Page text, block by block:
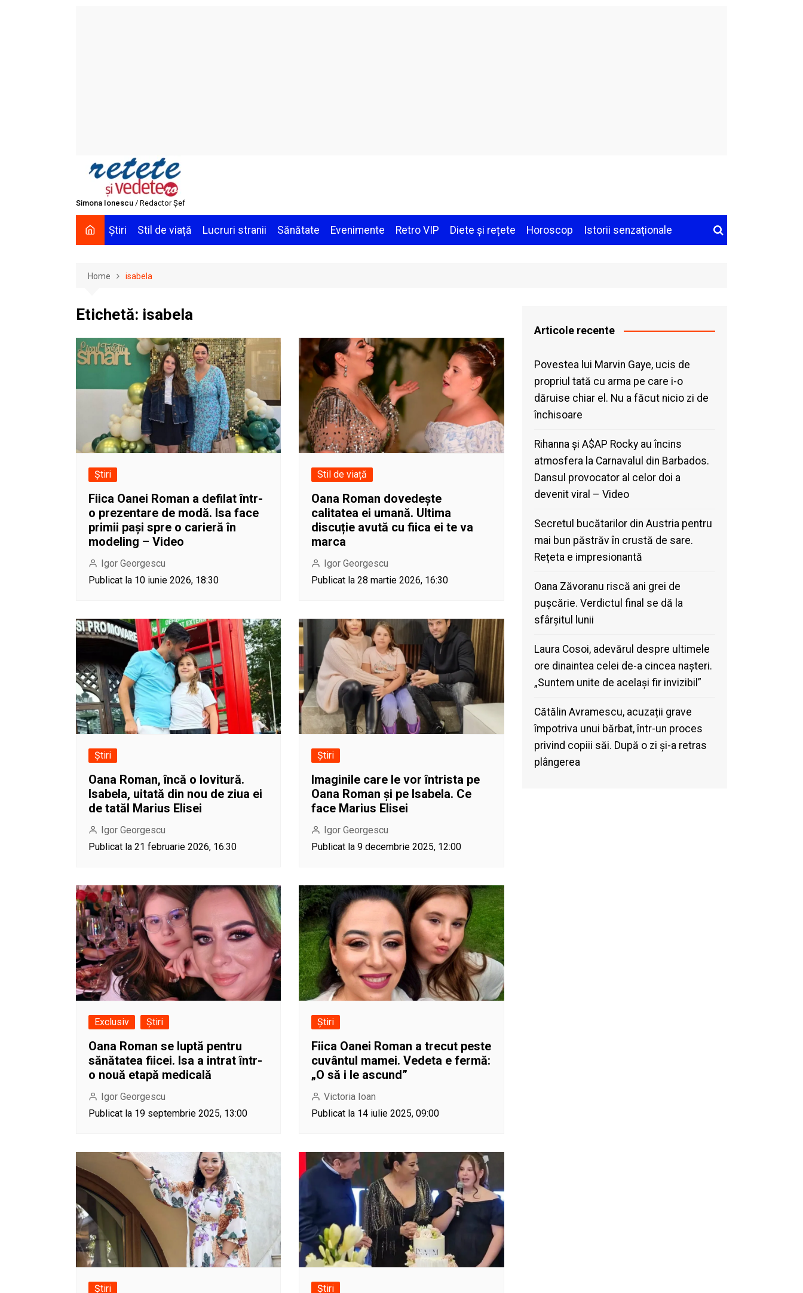
Simona Ionescu / Redactor Șef
Știri Stil de viață Lucruri stranii Sănătate Evenimente Retro VIP Diete și rețete Horoscop Istorii senzaționale
Home isabela
Etichetă: isabela
Știri
Fiica Oanei Roman a defilat într-
o prezentare de modă. Isa face
primii pași spre o carieră în
modeling – Video
Igor Georgescu
Publicat la 10 iunie 2026, 18:30
Stil de viață
Oana Roman dovedește
calitatea ei umană. Ultima
discuție avută cu fiica ei te va
marca
Igor Georgescu
Publicat la 28 martie 2026, 16:30
Știri
Oana Roman, încă o lovitură.
Isabela, uitată din nou de ziua ei
de tatăl Marius Elisei
Igor Georgescu
Publicat la 21 februarie 2026, 16:30
Știri
Imaginile care le vor întrista pe
Oana Roman și pe Isabela. Ce
face Marius Elisei
Igor Georgescu
Publicat la 9 decembrie 2025, 12:00
Exclusiv Știri
Oana Roman se luptă pentru
sănătatea fiicei. Isa a intrat într-
o nouă etapă medicală
Igor Georgescu
Publicat la 19 septembrie 2025, 13:00
Știri
Fiica Oanei Roman a trecut peste
cuvântul mamei. Vedeta e fermă:
„O să i le ascund”
Victoria Ioan
Publicat la 14 iulie 2025, 09:00
Știri Știri
Articole recente
Povestea lui Marvin Gaye, ucis de
propriul tată cu arma pe care i-o
dăruise chiar el. Nu a făcut nicio zi de
închisoare
Rihanna și A$AP Rocky au încins
atmosfera la Carnavalul din Barbados.
Dansul provocator al celor doi a
devenit viral – Video
Secretul bucătarilor din Austria pentru
mai bun păstrăv în crustă de sare.
Rețeta e impresionantă
Oana Zăvoranu riscă ani grei de
pușcărie. Verdictul final se dă la
sfârșitul lunii
Laura Cosoi, adevărul despre ultimele
ore dinaintea celei de-a cincea nașteri.
„Suntem unite de același fir invizibil”
Cătălin Avramescu, acuzații grave
împotriva unui bărbat, într-un proces
privind copiii săi. După o zi și-a retras
plângerea